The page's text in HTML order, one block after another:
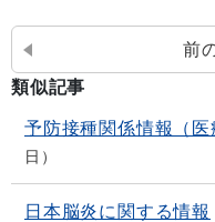
前
類似記事
予防接種関係情報（医
日
日本脳炎に関する情報